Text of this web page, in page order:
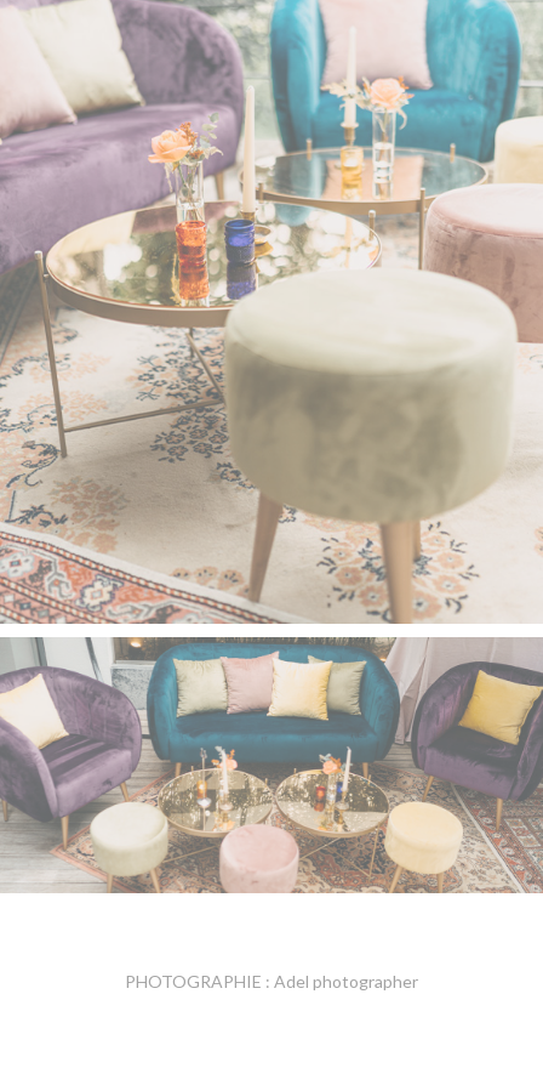
PHOTOGRAPHIE : Adel photographer